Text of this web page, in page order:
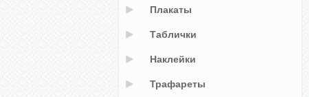
Плакаты
Таблички
Наклейки
Трафареты